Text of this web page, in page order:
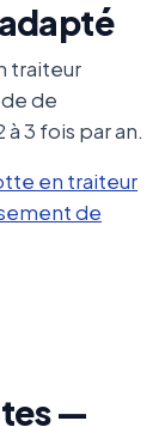
traiteur
de
3 fois par an.
en traiteur
de
—